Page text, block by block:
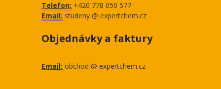
Telefon: +420 778 050 577
Email: studeny @ expertchem.cz
Objednávky a faktury
Email: obchod @ expertchem.cz